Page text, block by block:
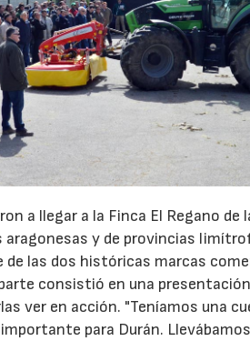
a llegar a la Finca El Regano de
y de provincias
las dos históricas marcas
consistió en una
ver en acción. "Teníamos una
para Durán.